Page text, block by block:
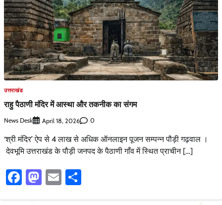
उत्तराखंड
राहु पैठाणी मंदिर में आस्था और तकनीक का संगम
News Desk April 18, 2026 0
‘श्री मंदिर’ ऐप से 4 लाख से अधिक ऑनलाइन पूजन सम्पन्न पौड़ी गढ़वाल ।
देवभूमि उत्तराखंड के पौड़ी जनपद के पैठाणी गाँव में स्थित प्राचीन […]
Facebook
Mastodon
Email